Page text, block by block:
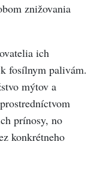
znižovania
ich
fosílnym palivám.
mýtov a
prínosy, no
konkrétneho